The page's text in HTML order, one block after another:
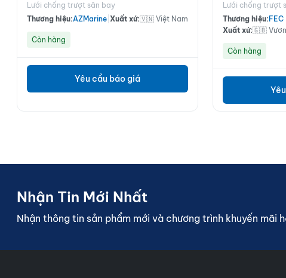
Lưới chống trượt sân bay
Thương hiệu:AZMarine Xuất xứ:🇻🇳 Việt Nam
Còn hàng
Yêu cầu báo giá
Lưới chống trượt
Thương hiệu:
Xuất xứ:🇬🇧
Còn hàng
Nhận Tin Mới Nhất
Nhận thông tin sản phẩm mới và chương trình khuyến mãi